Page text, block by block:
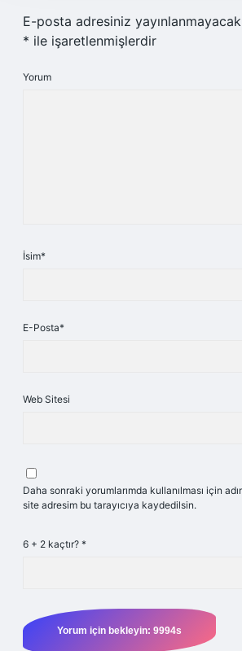
E-posta adresiniz
* ile işaretlenmişlerdir
Yorum
İsim*
E-Posta*
Web Sitesi
Daha sonraki yorumlarımda kullanılması için
site adresim bu tarayıcıya kaydedilsin.
6 + 2 kaçtır? *